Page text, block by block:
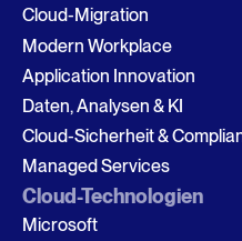
Cloud-Migration
Modern Workplace
Application Innovation
Daten, Analysen & KI
Cloud-Sicherheit &
Managed Services
Cloud-Technologien
Microsoft